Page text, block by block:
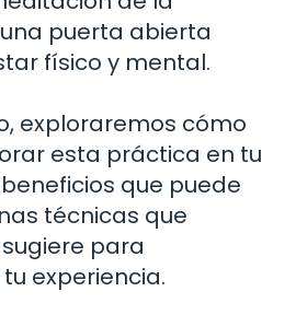
puerta abierta
físico y mental.
exploraremos cómo
esta práctica en tu
que puede
técnicas que
para
experiencia.